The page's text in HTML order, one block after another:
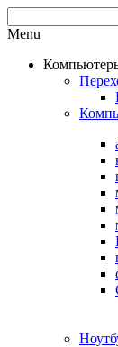
Menu